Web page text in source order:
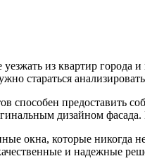
из квартир города
стараться
предоставить
дизайном
окна, которые
и надежные